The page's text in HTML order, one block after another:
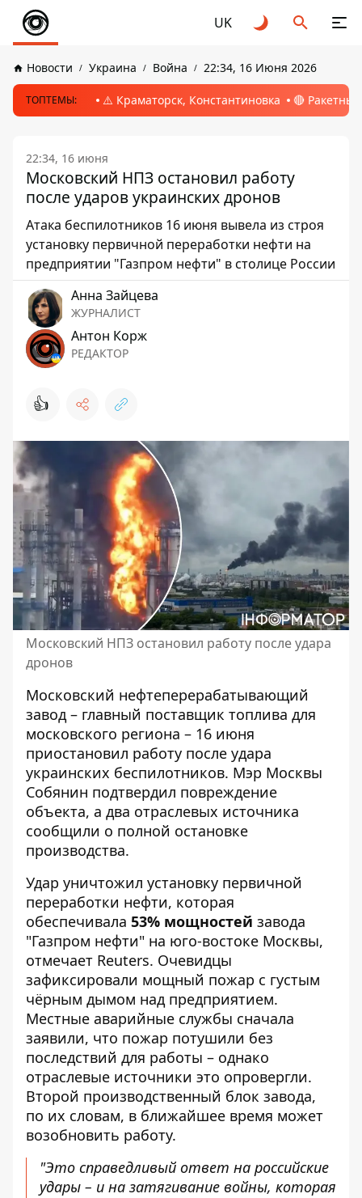
UK
Новости Украина Война 22:34, 16 Июня 2026
ТОПТЕМЫ: ⚠️ Краматорск, Константиновка 🔴
22:34, 16 июня
Московский НПЗ остановил работу
после ударов украинских дронов
Атака беспилотников 16 июня вывела из строя
установку первичной переработки нефти на
предприятии "Газпром нефти" в столице России
Анна Зайцева
ЖУРНАЛИСТ
Антон Корж
РЕДАКТОР
👍
Московский НПЗ остановил работу после удара
дронов
Московский нефтеперерабатывающий
завод – главный поставщик топлива для
московского региона – 16 июня
приостановил работу после удара
украинских беспилотников. Мэр Москвы
Собянин подтвердил повреждение
объекта, а два отраслевых источника
сообщили о полной остановке
производства.
Удар уничтожил установку первичной
переработки нефти, которая
обеспечивала 53% мощностей завода
"Газпром нефти" на юго-востоке Москвы,
отмечает Reuters. Очевидцы
зафиксировали мощный пожар с густым
чёрным дымом над предприятием.
Местные аварийные службы сначала
заявили, что пожар потушили без
последствий для работы – однако
отраслевые источники это опровергли.
Второй производственный блок завода,
по их словам, в ближайшее время может
возобновить работу.
"Это справедливый ответ на российские
удары – и на затягивание войны, которая